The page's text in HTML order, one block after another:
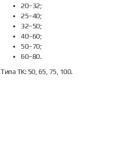
20–32;
25–40;
32–50;
40–60;
50–70;
60–80.
Типа ТК: 50, 65, 75, 100.